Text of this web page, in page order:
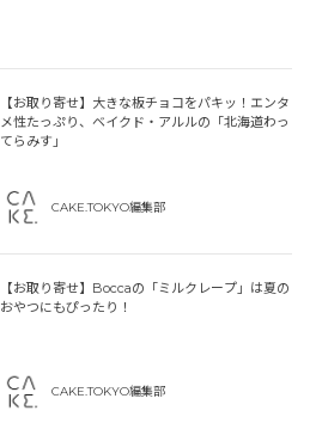
【お取り寄せ】大きな板チョコをパキッ！エンタ
メ性たっぷり、ベイクド・アルルの「北海道わっ
てらみす」
CAKE.TOKYO編集部
【お取り寄せ】Boccaの「ミルクレープ」は夏の
おやつにもぴったり！
CAKE.TOKYO編集部